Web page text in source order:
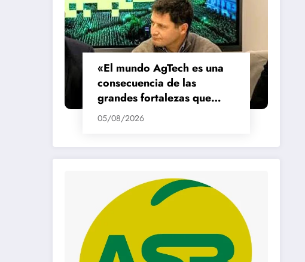
«El mundo AgTech es una
consecuencia de las
grandes fortalezas que
tenemos en la región»
05/08/2026